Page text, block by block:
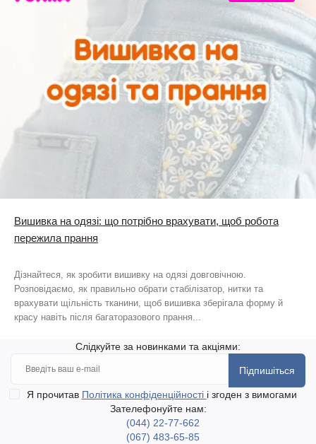
Вишивка на одязі: що потрібно врахувати, щоб робота
пережила прання
Дізнайтеся, як зробити вишивку на одязі довговічною.
Розповідаємо, як правильно обрати стабілізатор, нитки та
врахувати щільність тканини, щоб вишивка зберігала форму й
красу навіть після багаторазового прання...
Слідкуйте за новинками та акціями:
Підпишіться
Я прочитав Політика конфіденційності і згоден з вимогами
Зателефонуйте нам:
(044) 22-77-662
(067) 483-65-85